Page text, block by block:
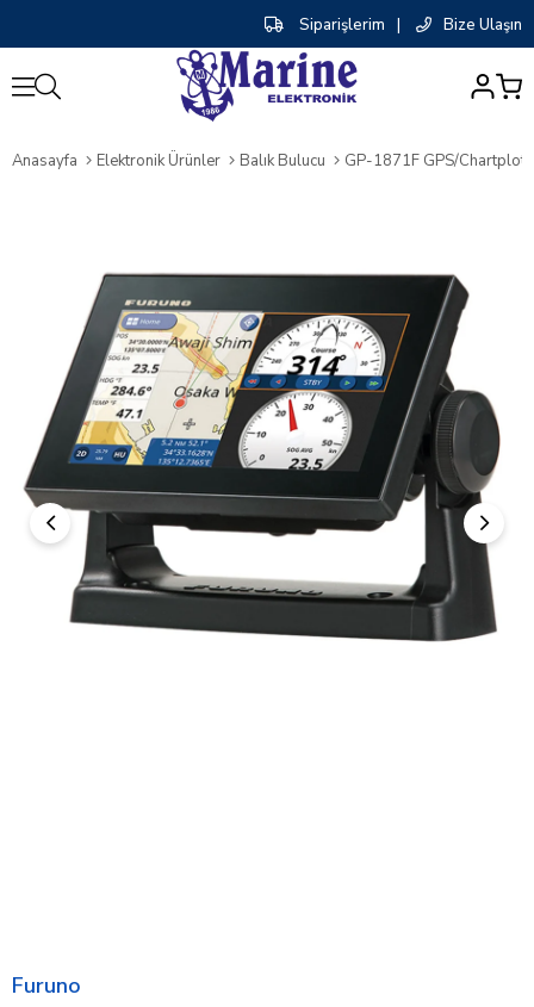
Siparişlerim | Bize Ulaşın
Anasayfa Elektronik Ürünler Balık Bulucu GP-1871F GPS/
Furuno